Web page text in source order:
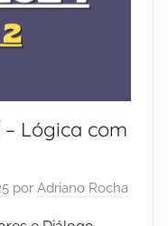
– Lógica com
por Adriano Rocha